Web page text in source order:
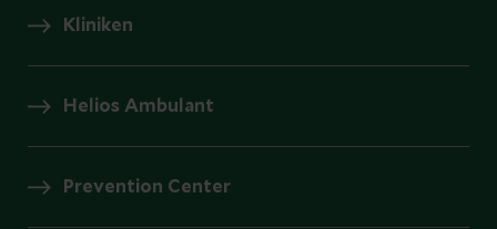
Kliniken
Helios Ambulant
Prevention Center